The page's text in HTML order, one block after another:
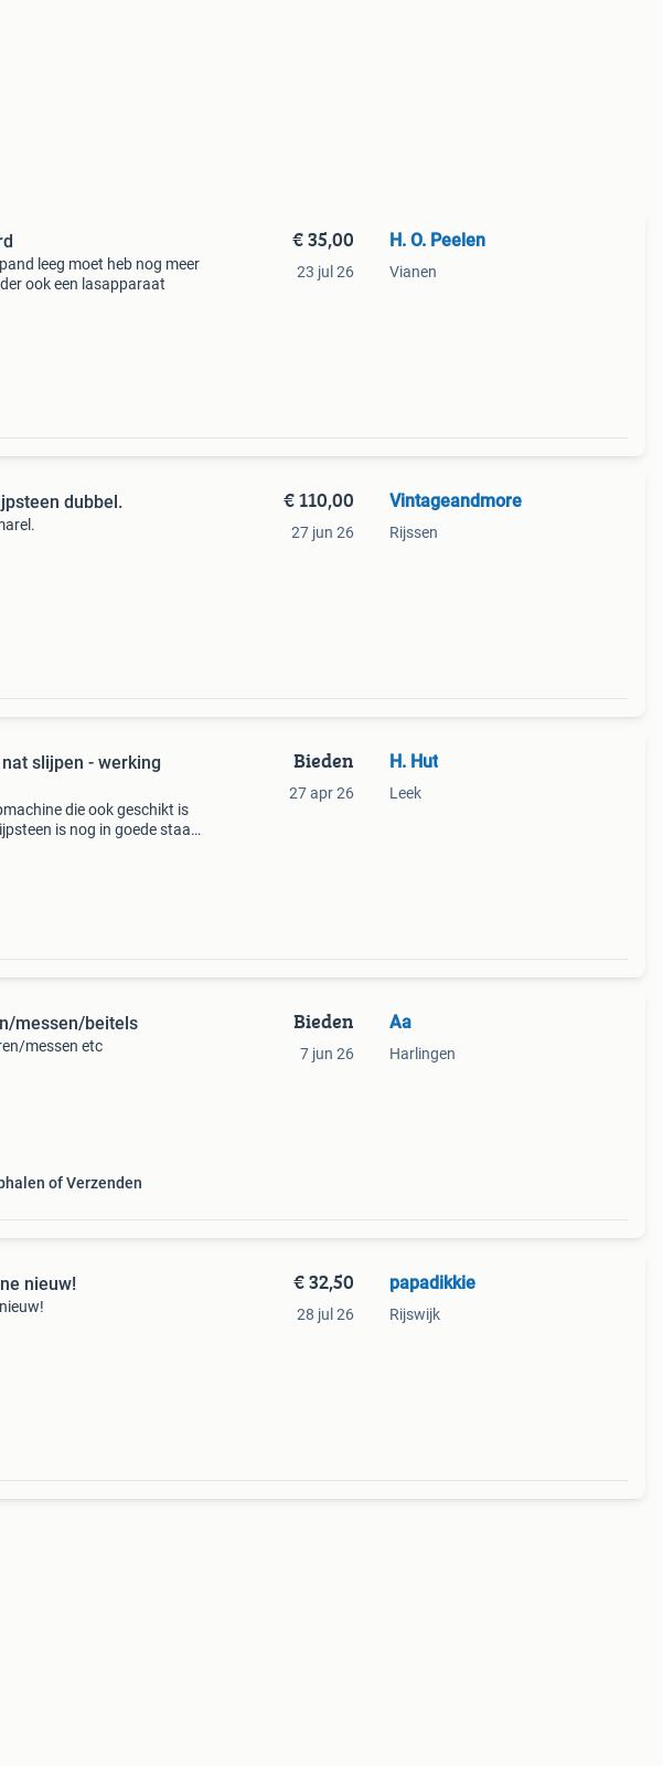
leeg moet heb nog meer
ook een lasapparaat
€ 35,00
23 jul 26
H. O. Peelen
Vianen
dubbel. € 110,00
27 jun 26
Vintageandmore
Rijssen
slijpen - werking
die ook geschikt is
is nog in goede staat.
Bieden
27 apr 26
H. Hut
Leek
messen/beitels
messen etc
of Verzenden
Bieden
7 jun 26
Aa
Harlingen
nieuw! € 32,50
28 jul 26
papadikkie
Rijswijk